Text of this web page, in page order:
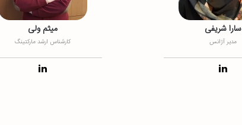
سارا شریفی
مدیر آژانس
میثم ولی
کارشناس ارشد مارکتینگ